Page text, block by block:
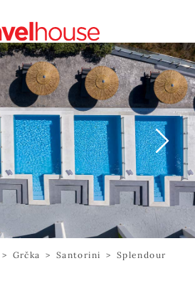
POŠALJITE UPIT
> Grčka > Santorini > Splendour